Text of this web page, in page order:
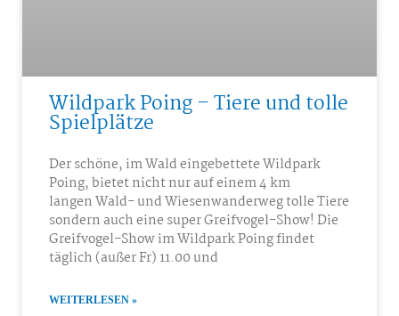
Wildpark Poing – Tiere und tolle
Spielplätze
Der schöne, im Wald eingebettete Wildpark
Poing, bietet nicht nur auf einem 4 km
langen Wald- und Wiesenwanderweg tolle Tiere
sondern auch eine super Greifvogel-Show! Die
Greifvogel-Show im Wildpark Poing findet
täglich (außer Fr) 11.00 und
WEITERLESEN »